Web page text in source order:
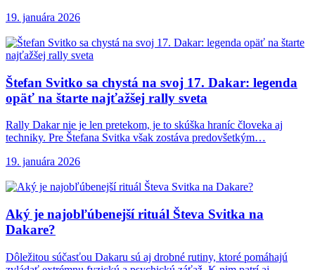
19. januára 2026
Štefan Svitko sa chystá na svoj 17. Dakar: legenda
opäť na štarte najťažšej rally sveta
Rally Dakar nie je len pretekom, je to skúška hraníc človeka aj
techniky. Pre Štefana Svitka však zostáva predovšetkým…
19. januára 2026
Aký je najobľúbenejšírituál Števa Svitka na
Dakare?
Dôležitou súčasťou Dakaru sú aj drobné rutiny, ktoré pomáhajú